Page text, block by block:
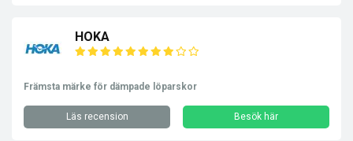
HOKA
Främsta märke för dämpade löparskor
Läs recension Besök här